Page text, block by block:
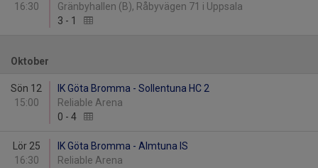
16:30
Gränbyhallen (B), Råbyvägen 71 i Uppsala
3 - 1
Oktober
Sön 12
15:00
IK Göta Bromma - Sollentuna HC 2
Reliable Arena
0 - 4
Lör 25
16:30
IK Göta Bromma - Almtuna IS
Reliable Arena